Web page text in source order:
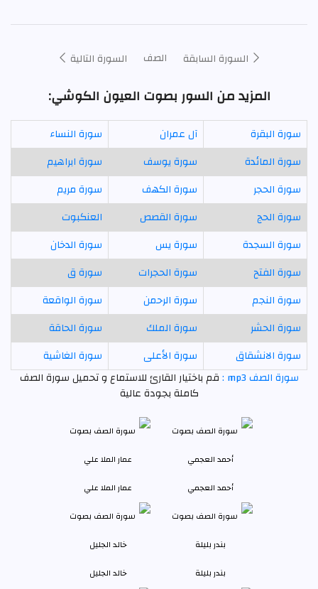
السورة السابقة الصف السورة التالية
المزيد من السور بصوت العيون الكوشي:
سورة البقرة آل عمران
سورة النساء
سورة المائدة
سورة يوسف
سورة ابراهيم
سورة الحجر
سورة الكهف
سورة مريم
سورة الحج
سورة القصص
العنكبوت
سورة السجدة
سورة يس
سورة الدخان
سورة الفتح
سورة الحجرات
سورة ق
سورة النجم
سورة الرحمن
سورة الواقعة
سورة الحشر
سورة الملك
سورة الحاقة
سورة الانشقاق
سورة الأعلى
سورة الغاشية
سورة الصف mp3 :
قم باختيار القارئ للاستماع و تحميل سورة الصف
كاملة بجودة عالية
أحمد العجمي عمار الملا علي
بندر بليلة خالد الجليل